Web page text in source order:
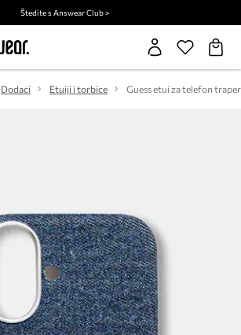
Štedite s Answear Club >
Dodaci Etuiji i torbice Guess etui za telefon